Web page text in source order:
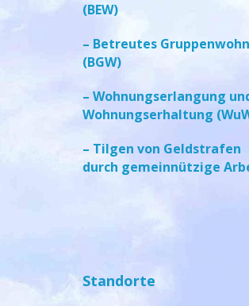
(BEW)
– Betreutes
(BGW)
– Wohnungserlangung
Wohnungserhaltung
– Tilgen von Geldstrafen
durch gemeinnützige
Standorte